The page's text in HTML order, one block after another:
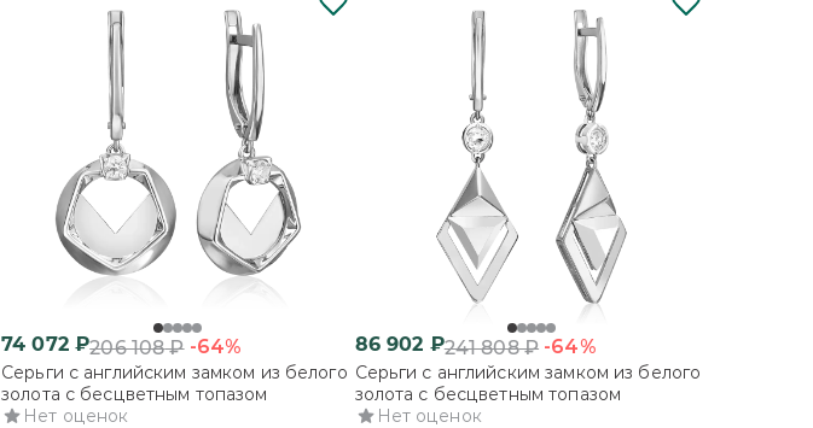
74 072₽206 108₽ -64%
Серьги с английским замком из белого
золота с бесцветным топазом
Нет оценок
86 902 ₽241 808₽ -64%
Серьги с английским замком из белого
золота с бесцветным топазом
Нет оценок